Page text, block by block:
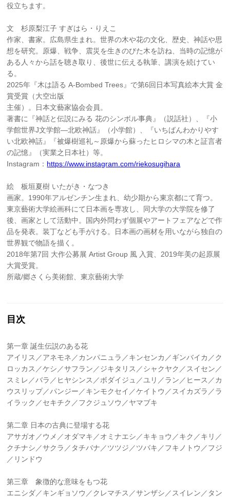
役立ちます。
文 杉原梨江子 すぎはら・りえこ
作家、書家。広島県生まれ。世界の木や花の文化、歴史、神話や思
想を研究。原爆、戦争、震災を生きのびた木を訪ね、当時の記憶が
ある人々から話を聴き取り、後世に伝える執筆、講演を続けてい
る。
2025年『木は語る A-Bombed Trees』で第6回日本写真絵本大賞 金
賞受賞（大空出版
主催）。日本文藝家協会会員。
著書に『神話と伝説にみる 花のシンボル事典』（説話社）、『小
学館世界J文学館―北欧神話』（小学館）、『いちばんわかりやす
い北欧神話』『被爆樹巡礼～原爆から蘇ったヒロシマの木と証言者
の記憶』（実業之日本社）等。
Instagram： https://www.instagram.com/riekosugihara
絵 板垣夏樹 いたがき・なつき
画家。1990年アルゼンチン生まれ、幼少期から東京都にて育つ。
東京藝術大学絵画科にて日本画を専攻し、同大学の大学院を修了
後、画家として活動中。国内外問わず個展やアートフェアなどで作
品を発表。装丁なども手がける。日本画の画材を用いながら独自の
世界観で物語を描く。
2018年第7回 大作公募展 Artist Group 風 入賞、2019年美の起原展
大賞受賞。
所蔵/郷さくら美術館、東京藝術大学
目次
第一章 誕生伝説のある花
アイリス／アネモネ／カンパニュラ／キンセンカ／ギンバイカ／ク
ロッカス／ケシ／サフラン／ジキタリス／シャクヤク／スイセン／
スミレ／バラ／ヒヤシンス／ボダイジュ／ユリ／ラン／ヒース／カ
ウスリップ／パンジー／キンモクセイ／ケイトウ／スイカズラ／ラ
イラック／セキチク／フクジュソウ／ヤマブキ
第二章 日本の古典に登場する花
アサガオ／ウメ／オダマキ／オミナエシ／キキョウ／キク／キリ／
クチナシ／サクラ／タチバナ／ツツジ／ツバキ／フキノトウ／フジ
／リンドウ
第三章 象徴的な意味をもつ花
エニシダ／キンギョソウ／クレマチス／サンザシ／スイレン／タン